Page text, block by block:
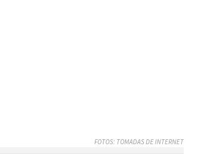
FOTOS: TOMADAS DE INTERNET